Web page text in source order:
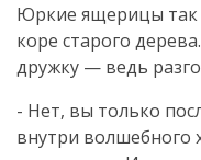
Юркие ящерицы так
коре старого
дружку — ведь
- Нет, вы только
внутри волшебного